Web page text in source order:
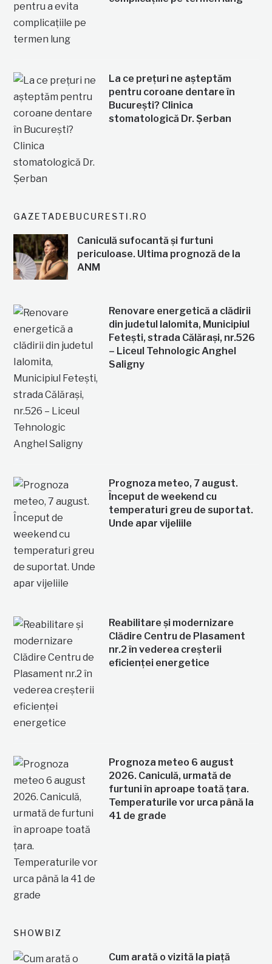
La ce prețuri ne așteptăm
pentru coroane dentare în
București? Clinica
stomatologică Dr. Șerban
GAZETADEBUCURESTI.RO
Caniculă sufocantă și furtuni
periculoase. Ultima prognoză de la
ANM
Renovare energetică a clădirii
din judetul Ialomita, Municipiul
Fetești, strada Călărași, nr.526
– Liceul Tehnologic Anghel
Saligny
Prognoza meteo, 7 august.
Început de weekend cu
temperaturi greu de suportat.
Unde apar vijeliile
Reabilitare și modernizare
Clădire Centru de Plasament
nr.2 în vederea creșterii
eficienței energetice
Prognoza meteo 6 august
2026. Caniculă, urmată de
furtuni în aproape toată țara.
Temperaturile vor urca până la
41 de grade
SHOWBIZ
Cum arată o vizită la piață